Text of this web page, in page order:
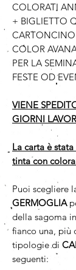
COLORATI
+ BIGLIETTO
COLOR
PER LA
FESTE OD
VIENE
GIORNI
La carta è
tinta con
Puoi scegliere
GERMOGLIA
della sagoma
fianco una, più
tipologie di
seguenti: